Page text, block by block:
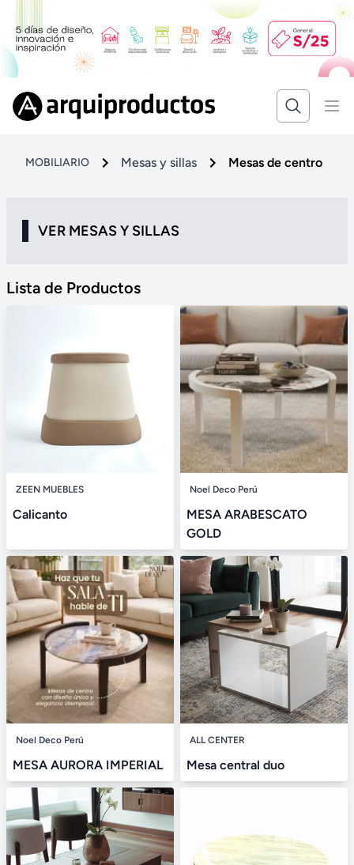
MOBILIARIO Mesas y sillas Mesas de centro
VER MESAS Y SILLAS
Lista de Productos
ZEEN MUEBLES
Calicanto
Noel Deco Perú
MESA ARABESCATO
GOLD
Noel Deco Perú
MESA AURORA IMPERIAL
ALL CENTER
Mesa central duo